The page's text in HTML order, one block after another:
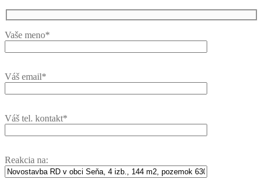
Vaše meno*
Váš email*
Váš tel. kontakt*
Reakcia na: